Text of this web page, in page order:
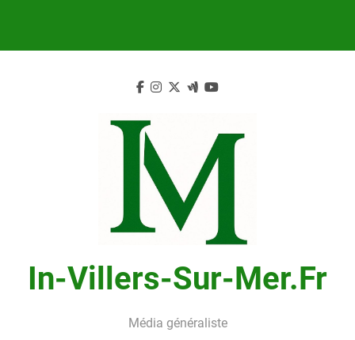
In-Villers-Sur-Mer.fr
Média généraliste